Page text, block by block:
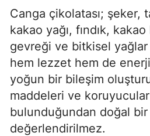
Canga çikolatası; şeker,
kakao yağı, fındık,
gevreği ve bitkisel
hem lezzet hem de enerji
yoğun bir bileşim
maddeleri ve
bulunduğundan doğal
değerlendirilmez.